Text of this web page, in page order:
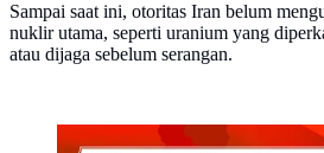
Sampai saat ini, otoritas Iran belum
nuklir utama, seperti uranium yang
atau dijaga sebelum serangan.